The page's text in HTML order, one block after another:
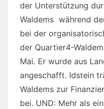
der Unterstützung
Waldems während
bei der
der Quartier4-
Mai. Er wurde aus
angeschafft. Idstein
Waldems zur
bei. UND: Mehr als